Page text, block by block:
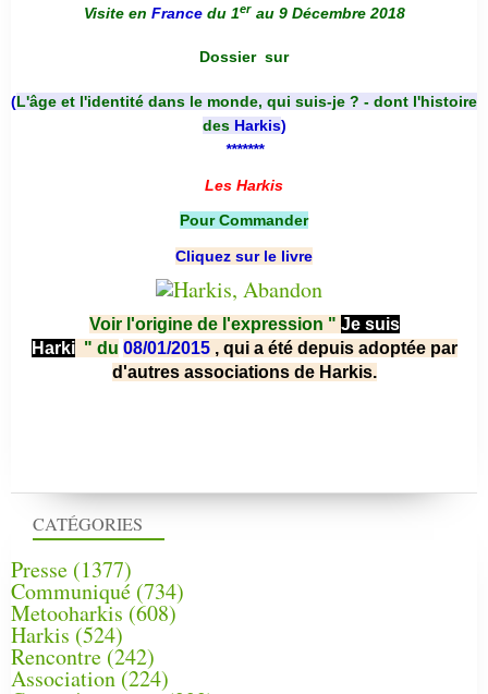
CATÉGORIES
Presse (1377)
Communiqué (734)
Metooharkis (608)
Harkis (524)
Rencontre (242)
Association (224)
Visite en France du 1er au 9 Décembre 2018
Dossier sur
(L'âge et l'identité dans le monde, qui suis-je ? - dont l'histoire
des Harkis)
*******
Les Harkis
Pour Commander
Cliquez sur le livre
Voir l'origine de l'expression " Je suis
Harki " du 08/01/2015 , qui a été depuis adoptée par
d'autres associations de Harkis.